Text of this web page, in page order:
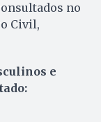
no
Civil,
e